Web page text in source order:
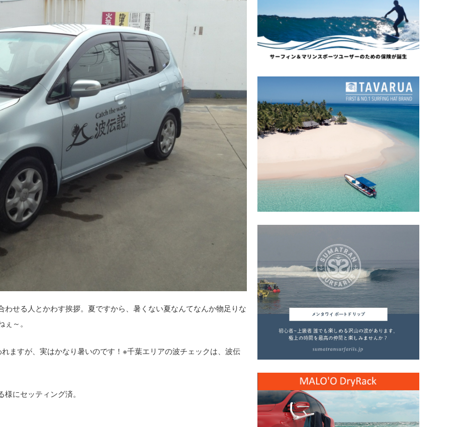
わせる人とかわす挨拶。夏ですから、暑くない夏なんてなんか物足りな
～。
ますが、実はかなり暑いのです！※千葉エリアの波チェックは、波伝
にセッティング済。